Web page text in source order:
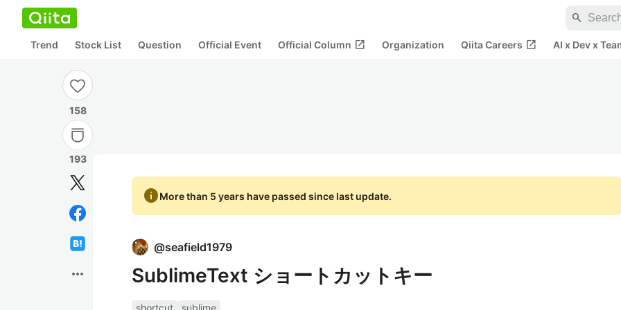
search
Trend Stock List Question Official Event Official Column open_in_new Organization Qiita Careers open_in_new AI x Dev x
158
193
more_horiz
infoMore than 5 years have passed since last update.
@seafield1979
SublimeText ショートカットキー
shortcut
sublime